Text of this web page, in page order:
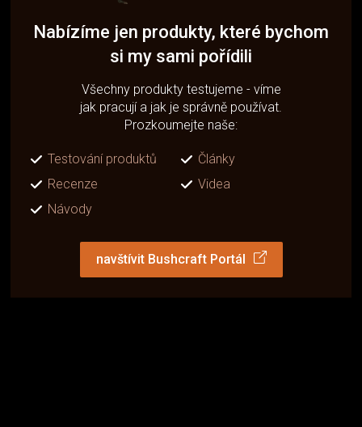
Nabízíme jen produkty, které bychom
si my sami pořídili
Všechny produkty testujeme - víme
jak pracují a jak je správně používat.
Prozkoumejte naše:
Testování produktů
Články
Recenze
Videa
Návody
navštívit Bushcraft Portál